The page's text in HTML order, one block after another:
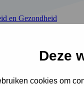
Deze
cookies om
en Gezondheid